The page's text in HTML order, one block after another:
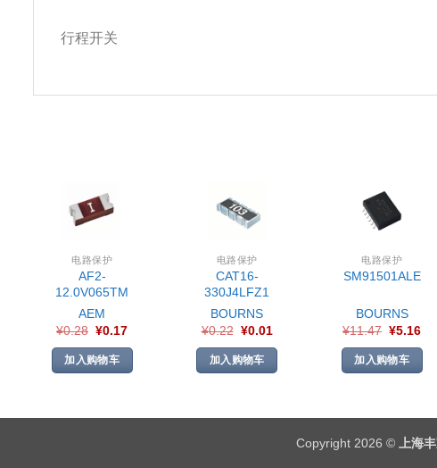
行程开关
电路保护
AF2-
12.0V065TM
AEM
¥0.28 ¥0.17
加入购物车
电路保护
CAT16-
330J4LFZ1
BOURNS
¥0.22 ¥0.01
加入购物车
电路保护
SM91501ALE
BOURNS
¥11.47 ¥5.16
加入购物车
Copyright 2026 © 上海